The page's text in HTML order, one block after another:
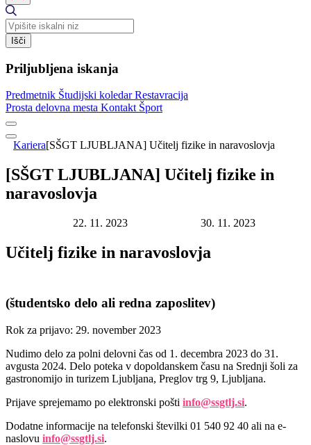
Išči
Priljubljena iskanja
Predmetnik Študijski koledarRestavracija
Prosta delovna mesta Kontakt Šport
Kariera[SŠGT LJUBLJANA] Učitelj fizike in naravoslovja
[SŠGT LJUBLJANA] Učitelj fizike in
naravoslovja
22. 11. 2023 30. 11. 2023
Učitelj fizike in naravoslovja
(študentsko delo ali redna zaposlitev)
Rok za prijavo: 29. november 2023
Nudimo delo za polni delovni čas od 1. decembra 2023 do 31.
avgusta 2024. Delo poteka v dopoldanskem času na Srednji šoli za
gastronomijo in turizem Ljubljana, Preglov trg 9, Ljubljana.
Prijave sprejemamo po elektronski pošti info@ssgtlj.si.
Dodatne informacije na telefonski številki 01 540 92 40 ali na e-
naslovu info@ssgtlj.si.